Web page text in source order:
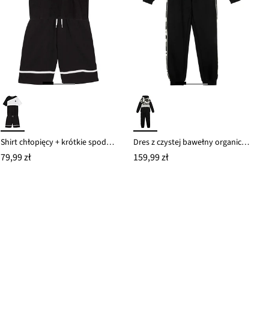
Shirt chłopięcy + krótkie spodnie shirtowe (2 części), z bawełny organicznej
79,99 zł
Dres z czystej bawełny organicznej (komplet 2-częściowy)
159,99 zł